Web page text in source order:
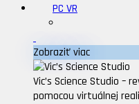
PC VR
Zobraziť viac
Vic’s Science Studio –
pomocou virtuálnej